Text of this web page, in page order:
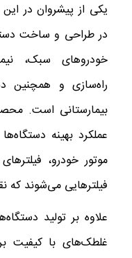
یکی از پیشروان در
در طراحی و ساخت
خودروهای سبک،
راه‌سازی و همچنین
بیمارستانی است.
عملکرد بهینه
موتور خودرو،
فیلترهایی می‌شوند که
علاوه بر تولید
غلطک‌های با کیفیت